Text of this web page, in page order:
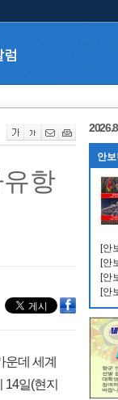
항
데 세계
일(현지
안보
[안
[안
[안
[안